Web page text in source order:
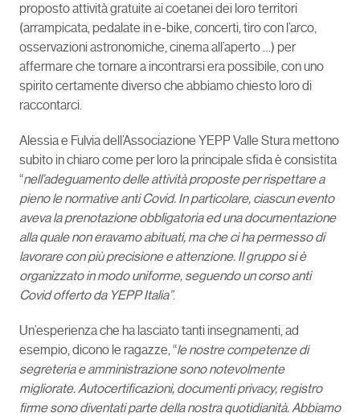
proposto attività gratuite ai coetanei dei loro territori
(arrampicata, pedalate in e-bike, concerti, tiro con l’arco,
osservazioni astronomiche, cinema all’aperto …) per
affermare che tornare a incontrarsi era possibile, con uno
spirito certamente diverso che abbiamo chiesto loro di
raccontarci.
Alessia e Fulvia dell’Associazione YEPP Valle Stura mettono
subito in chiaro come per loro la principale sfida è consistita
“nell’adeguamento delle attività proposte per rispettare a
pieno le normative anti Covid. In particolare, ciascun evento
aveva la prenotazione obbligatoria ed una documentazione
alla quale non eravamo abituati, ma che ci ha permesso di
lavorare con più precisione e attenzione. Il gruppo si è
organizzato in modo uniforme, seguendo un corso anti
Covid offerto da YEPP Italia”.
Un’esperienza che ha lasciato tanti insegnamenti, ad
esempio, dicono le ragazze, “le nostre competenze di
segreteria e amministrazione sono notevolmente
migliorate. Autocertificazioni, documenti privacy, registro
firme sono diventati parte della nostra quotidianità. Abbiamo